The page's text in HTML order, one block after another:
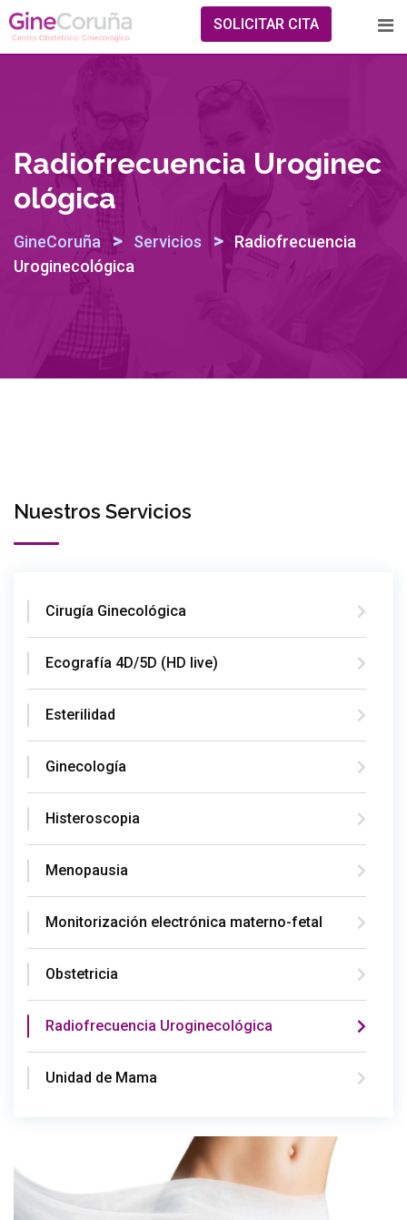
Skip
content
SOLICITAR CITA
Radiofrecuencia Uroginec
Ológica
GineCoruña > Servicios >
Radiofrecuencia
Uroginecológica
Nuestros Servicios
Cirugía Ginecológica
Ecografía 4D/5D (HD live)
Esterilidad
Ginecología
Histeroscopia
Menopausia
Monitorización electrónica materno-fetal
Obstetricia
Radiofrecuencia Uroginecológica
Unidad de Mama